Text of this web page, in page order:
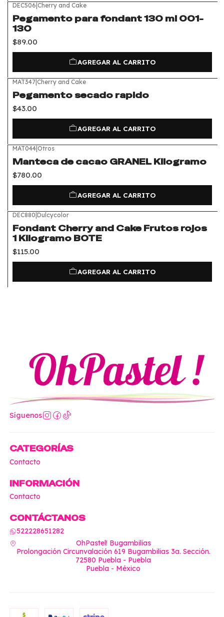
DEC506 Cherry and Cake
Pegamento para fondant 130 ml 001-
130
$89.00
AGREGAR AL CARRITO
MAT347| Cherry and Cake
Pegamento secado rapido
$43.00
AGREGAR AL CARRITO
MAT044| Otros
Manteca de cacao GRANEL Kilogramo
$780.00
AGREGAR AL CARRITO
DEC880 Dulcycolor
Fondant Cherry and Cake Frutos rojos
1 Kilogramo BOTE
$115.00
AGREGAR AL CARRITO
Síguenos
CATEGORÍAS
Contacto
INFORMACIÓN
Contacto
CONTÁCTANOS
522228651282
OhPastel! Bugambilias
Prolongación Circunvalación 619 Bugambilias 3a. Sección.
72580 Puebla - Puebla
Puebla - México